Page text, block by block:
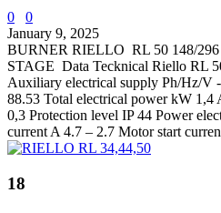
0
0
January 9, 2025
BURNER RIELLO RL 50 148/
STAGE Data Tecknical Riello RL
Auxiliary electrical supply Ph/Hz/V
88.53 Total electrical power kW
0,3 Protection level IP 44 Power
current A 4.7 – 2.7 Motor start
18